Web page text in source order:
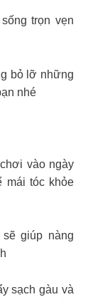
trọn vẹn
bỏ lỡ những
nhé
vào ngày
mái tóc khỏe
giúp nàng
sạch gàu và